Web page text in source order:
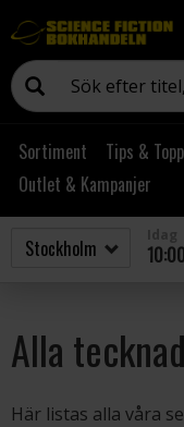
Sortiment Tips &
Outlet & Kampanjer
Alla
Här listas alla våra